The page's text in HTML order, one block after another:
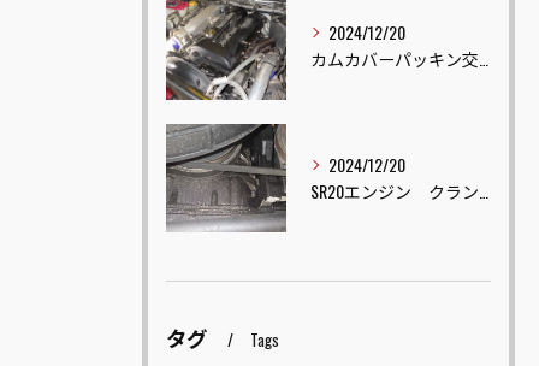
2024/12/20
カムカバーパッキン交換
2024/12/20
SR20エンジン クランクオイルシール交換
タグ Tags